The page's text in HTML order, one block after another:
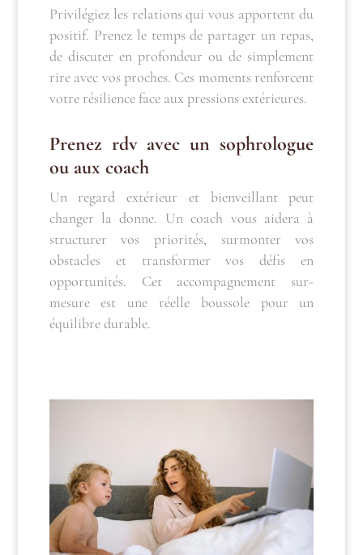
Privilégiez les relations qui vous apportent du
positif. Prenez le temps de partager un repas,
de discuter en profondeur ou de simplement
rire avec vos proches. Ces moments renforcent
votre résilience face aux pressions extérieures.
Prenez rdv avec un sophrologue
ou aux coach
Un regard extérieur et bienveillant peut
changer la donne. Un coach vous aidera à
structurer vos priorités, surmonter vos
obstacles et transformer vos défis en
opportunités. Cet accompagnement sur-
mesure est une réelle boussole pour un
équilibre durable.